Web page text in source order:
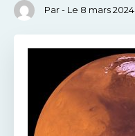
Par - Le 8 mars 2024